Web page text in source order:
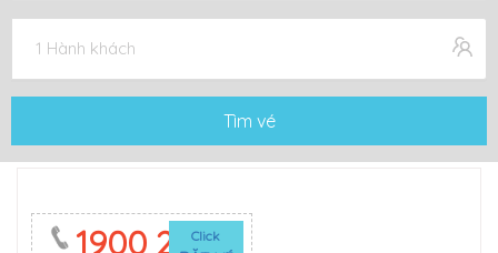
1 Hành khách
Tìm vé
1900 2623
Click